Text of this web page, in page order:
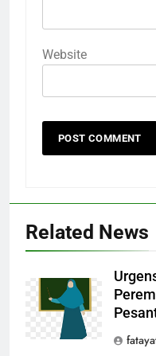
Website
Related News